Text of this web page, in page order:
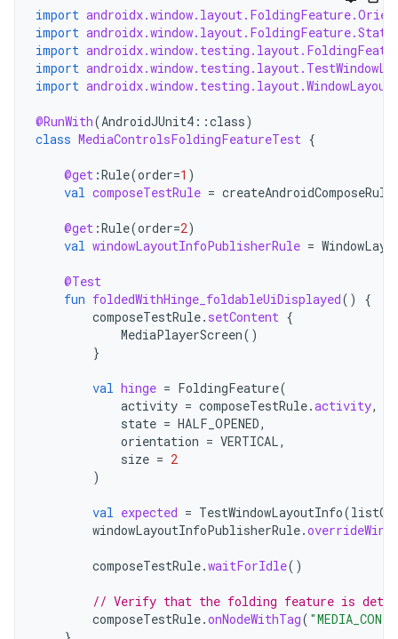
import
import
import
import
import
@RunWith(AndroidJUnit4 ::class)
class MediaControlsFoldingFeatureTest {
@get :Rule(order=1 )
val composeTestRule =
@get :Rule(order=2)
val windowLayoutInfoPublisherRule =
@Test
fun foldedWithHinge_foldableUiDisplayed()
{
composeTestRule. setContent {
MediaPlayerScreen()
}
val hinge = FoldingFeature(
activity = composeTestRule.activity,
state = HALF_OPENED,
orientation = VERTICAL,
size = 2
)
val expected = TestWindowLayoutInfo(listOf
windowLayoutInfoPublisherRule.
composeTestRule.waitForIdle()
// Verify that the folding feature is
composeTestRule.onNodeWithTag(